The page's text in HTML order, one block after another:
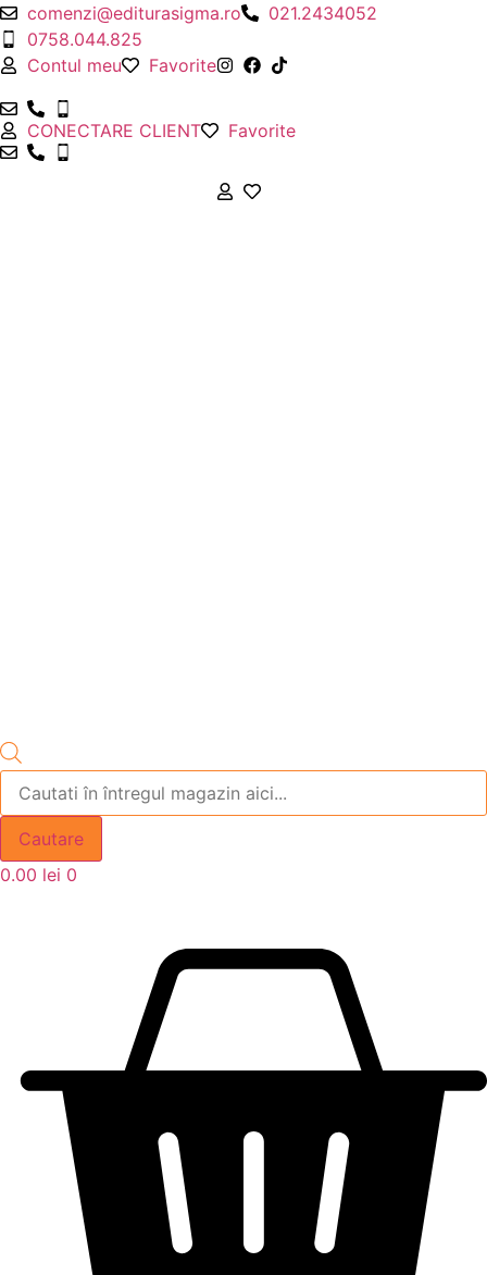
Sari
la
conținut
comenzi@editurasigma.ro
021.2434052
0758.044.825
Contul meu
Favorite
CONECTARE CLIENT Favorite
Products
search
Cautare
0.00 lei 0